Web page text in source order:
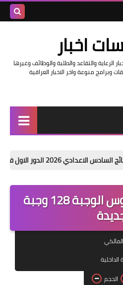
اخبار
والتقاعد والطلبة والوظائف وغيرها
منوعة واخر الاخبار العراقية
اخبار وزارة التربية والتعليم
اخبار وزارة العمل وهيئة
قسم التطبيقات
قطع الاراضي
اسماء نقل النفوس الوجبة 128 وجبة
الداخلية
الحجم